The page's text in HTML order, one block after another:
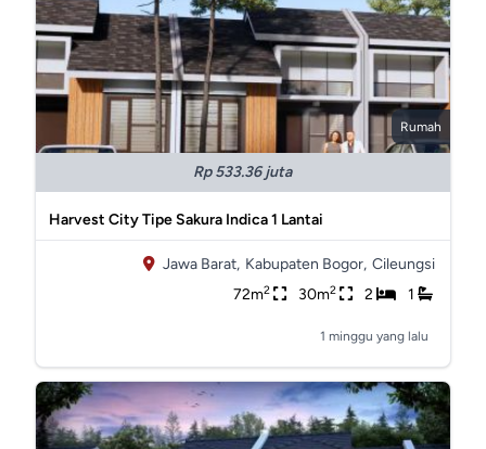
Rumah
Rp 533.36 juta
Harvest City Tipe Sakura Indica 1 Lantai
Jawa Barat, Kabupaten Bogor, Cileungsi
72m2 30m2 2 1
1 minggu yang lalu